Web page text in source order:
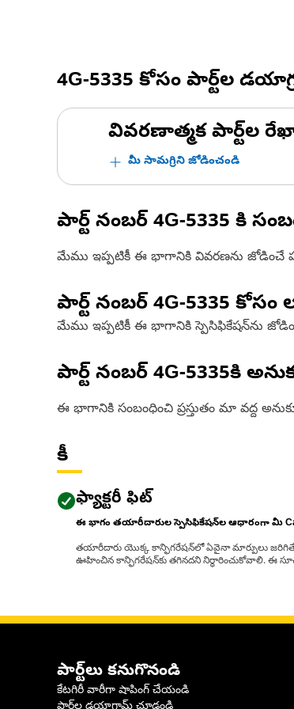
4G-5335 కోసం పార్ట్‌ల
వివరణాత్మక పార్ట్‌ల
మీ సామగ్రిని జోడించండి
పార్ట్ నంబర్ 4G-5335 కి
మేము ఇప్పటికీ ఈ భాగానికి వివరణను జోడించే
పార్ట్ నంబర్ 4G-5335 కోసం
మేము ఇప్పటికీ ఈ భాగానికి స్పెసిఫికేషన్‌ను
పార్ట్ నంబర్ 4G-5335కి
ఈ భాగానికి సంబంధించి ప్రస్తుతం మా వద్ద
కీ
ఫ్యాక్టరీ ఫిట్
ఈ భాగం తయారీదారుల స్పెసిఫికేషన్‌ల ఆధారంగా మీ
తయారీదారు యొక్క కాన్ఫిగరేషన్‌లో ఏవైనా మార్పులు జరిగితే,
ఊహించిన కాన్ఫిగరేషన్‌కు తగినదని నిర్ధారించుకోవాలి. ఈ
పార్ట్‌లు కనుగొనండి
కేటగిరీ వారీగా షాపింగ్ చేయండి